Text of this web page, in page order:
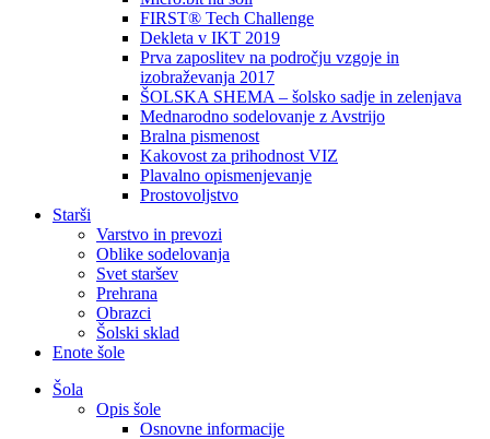
FIRST® Tech Challenge
Dekleta v IKT 2019
Prva zaposlitev na področju vzgoje in
izobraževanja 2017
ŠOLSKA SHEMA – šolsko sadje in zelenjava
Mednarodno sodelovanje z Avstrijo
Bralna pismenost
Kakovost za prihodnost VIZ
Plavalno opismenjevanje
Prostovoljstvo
Starši
Varstvo in prevozi
Oblike sodelovanja
Svet staršev
Prehrana
Obrazci
Šolski sklad
Enote šole
Šola
Opis šole
Osnovne informacije